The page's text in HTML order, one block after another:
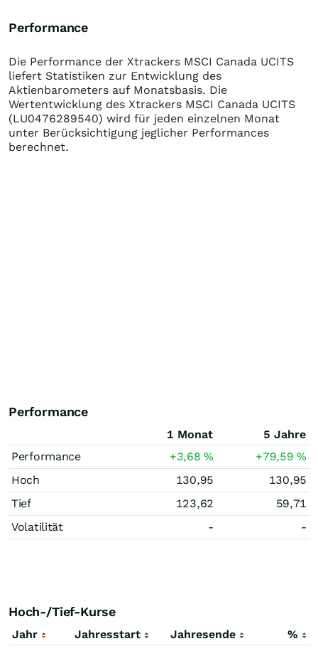
Performance
Die Performance der Xtrackers MSCI Canada UCITS
liefert Statistiken zur Entwicklung des
Aktienbarometers auf Monatsbasis. Die
Wertentwicklung des Xtrackers MSCI Canada UCITS
(LU0476289540) wird für jeden einzelnen Monat
unter Berücksichtigung jeglicher Performances
berechnet.
Performance
1 Monat
5 Jahre
Performance
+3,68% +79,59%
Hoch
130,95
130,95
Tief
123,62
59,71
Volatilität
- -
Hoch-/Tief-Kurse
Jahr Jahresstart Jahresende
%